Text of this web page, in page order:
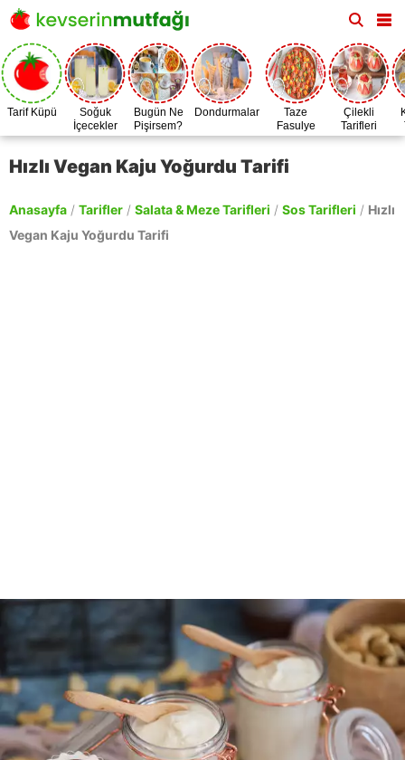
Tarif Küpü
Soğuk
İçecekler
Bugün Ne
Pişirsem?
Dondurmalar
Taze
Fasulye
Zamanı
Çilekli
Tarifleri
Hızlı Vegan Kaju Yoğurdu Tarifi
Anasayfa / Tarifler / Salata & Meze Tarifleri / Sos Tarifleri / Hızlı
Vegan Kaju Yoğurdu Tarifi